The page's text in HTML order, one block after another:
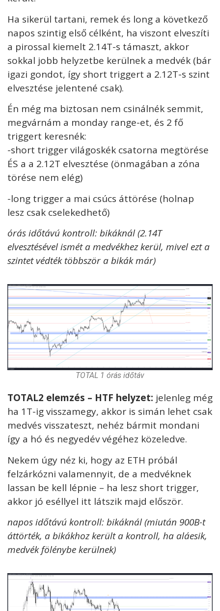
Ha sikerül tartani, remek és long a következő
napos szintig első célként, ha viszont elveszíti
a pirossal kiemelt 2.14T-s támaszt, akkor
sokkal jobb helyzetbe kerülnek a medvék (bár
igazi gondot, így short triggert a 2.12T-s szint
elvesztése jelentené csak).
Én még ma biztosan nem csinálnék semmit,
megvárnám a monday range-et, és 2 fő
triggert keresnék:
-short trigger világoskék csatorna megtörése
ÉS a a 2.12T elvesztése (önmagában a zóna
törése nem elég)
-long trigger a mai csúcs áttörése (holnap
lesz csak cselekedhető)
órás időtávú kontroll: bikáknál (2.14T
elvesztésével ismét a medvékhez kerül, mivel ezt a
szintet védték többször a bikák már)
TOTAL 1 órás időtáv
TOTAL2 elemzés – HTF helyzet: jelenleg még
ha 1T-ig visszamegy, akkor is simán lehet csak
medvés visszateszt, nehéz bármit mondani
így a hó és negyedév végéhez közeledve.
Nekem úgy néz ki, hogy az ETH próbál
felzárkózni valamennyit, de a medvéknek
lassan be kell lépnie – ha lesz short trigger,
akkor jó eséllyel itt látszik majd először.
napos időtávú kontroll: bikáknál (miután 900B-t
áttörték, a bikákhoz került a kontroll, ha aláesik,
medvék fölénybe kerülnek)